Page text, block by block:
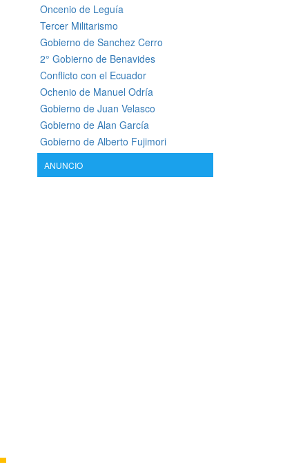
Oncenio de Leguía
Tercer Militarismo
Gobierno de Sanchez Cerro
2° Gobierno de Benavides
Conflicto con el Ecuador
Ochenio de Manuel Odría
Gobierno de Juan Velasco
Gobierno de Alan García
Gobierno de Alberto Fujimori
ANUNCIO